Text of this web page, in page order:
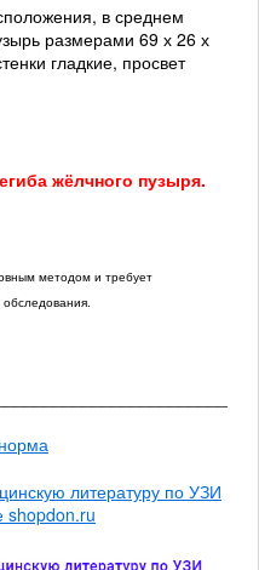
в среднем
размерами 69 х 26 х
гладкие, просвет
жёлчного пузыря.
методом и требует
литературу по УЗИ
shopdon.ru